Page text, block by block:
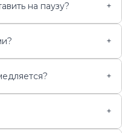
на паузу? +
+
+
+